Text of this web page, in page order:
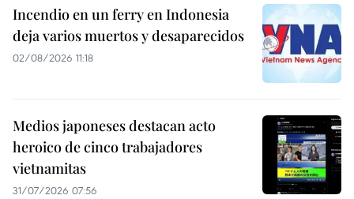
Incendio en un ferry en Indonesia
deja varios muertos y desaparecidos
02/08/2026 11:18
Medios japoneses destacan acto
heroico de cinco trabajadores
vietnamitas
31/07/2026 07:56